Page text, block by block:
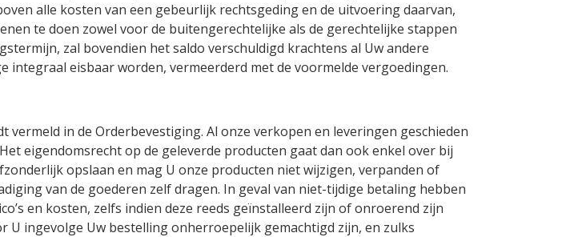
alle kosten van een gebeurlijk rechtsgeding en de uitvoering daarvan,
te doen zowel voor de buitengerechtelijke als de gerechtelijke stappen
zal bovendien het saldo verschuldigd krachtens al Uw andere
eisbaar worden, vermeerderd met de voormelde vergoedingen.
in de Orderbevestiging. Al onze verkopen en leveringen geschieden
eigendomsrecht op de geleverde producten gaat dan ook enkel over bij
opslaan en mag U onze producten niet wijzigen, verpanden of
van de goederen zelf dragen. In geval van niet-tijdige betaling hebben
en kosten, zelfs indien deze reeds geïnstalleerd zijn of onroerend zijn
ingevolge Uw bestelling onherroepelijk gemachtigd zijn, en zulks